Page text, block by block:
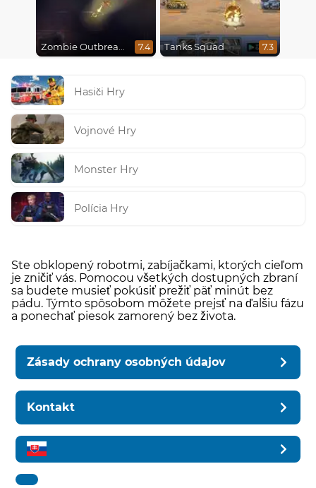
Zombie Outbreak Arena 7.4 Tanks Squad 7.3
Hasiči Hry
Vojnové Hry
Monster Hry
Polícia Hry
Ste obklopený robotmi, zabíjačkami, ktorých cieľom
je zničiť vás. Pomocou všetkých dostupných zbraní
sa budete musieť pokúsiť prežiť päť minút bez
pádu. Týmto spôsobom môžete prejsť na ďalšiu fázu
a ponechať piesok zamorený bez života.
Zásady ochrany osobných údajov
Kontakt